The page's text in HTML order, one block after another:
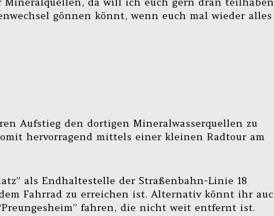
gönnen könnt, wenn euch mal wieder alles
Aufstieg den dortigen Mineralwasserquellen zu
hervorragend mittels einer kleinen Radtour am
als Endhaltestelle der Straßenbahn-Linie 18
Fahrrad zu erreichen ist. Alternativ könnt ihr
fahren, die nicht weit entfernt ist.